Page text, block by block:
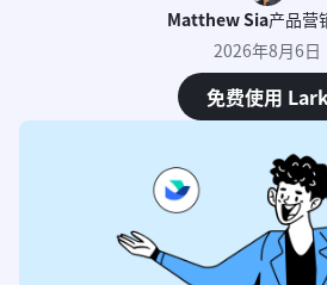
Matthew Sia产品营
2026年8月6日
免费使用